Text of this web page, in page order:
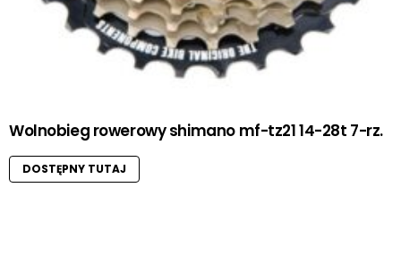
Wolnobieg rowerowy shimano mf-tz21 14-28t 7-rz.
DOSTĘPNY TUTAJ